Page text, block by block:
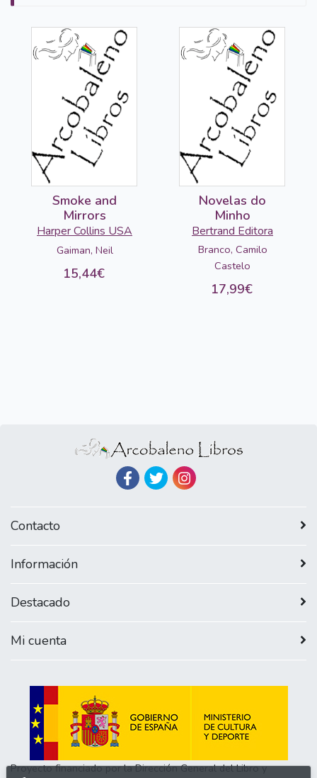
Smoke and
Mirrors
Harper Collins USA
Gaiman, Neil
15,44€
Novelas do
Minho
Bertrand Editora
Branco, Camilo
Castelo
17,99€
Contacto
Información
Destacado
Mi cuenta
Proyecto financiado por la Dirección General del Libro y